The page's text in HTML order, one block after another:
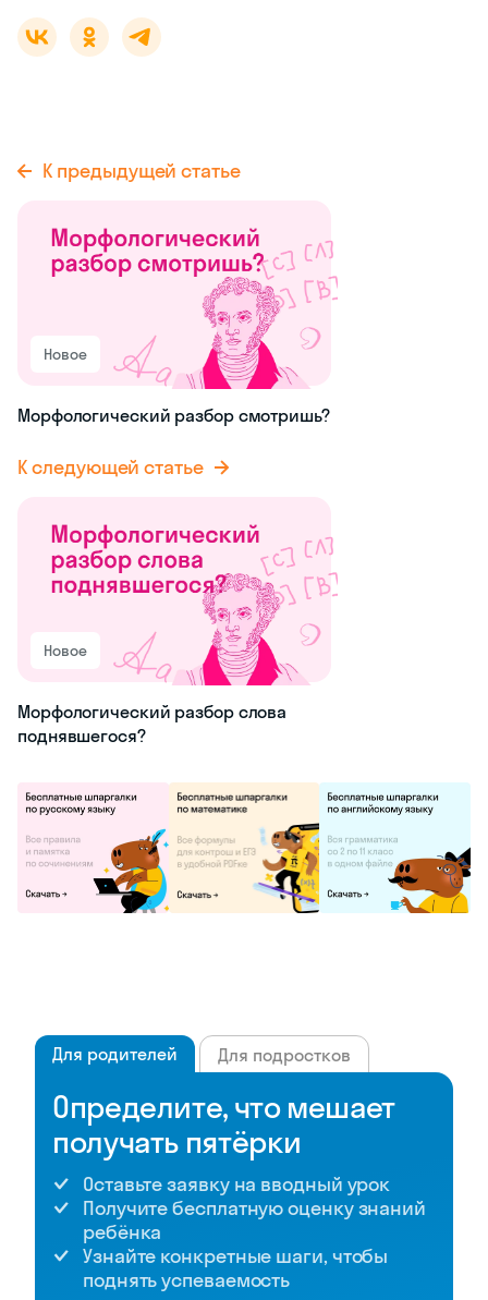
К предыдущей статье
Новое
Морфологический разбор смотришь?
К следующей статье
Новое
Морфологический разбор слова
поднявшегося?
Для родителей Для подростков
Определите, что мешает
получать пятёрки
Оставьте заявку на вводный урок
Получите бесплатную оценку знаний
ребёнка
Узнайте конкретные шаги, чтобы
поднять успеваемость